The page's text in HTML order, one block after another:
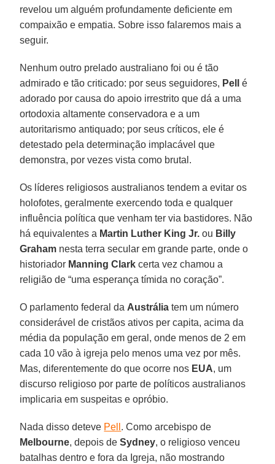
revelou um alguém profundamente deficiente em
compaixão e empatia. Sobre isso falaremos mais a
seguir.
Nenhum outro prelado australiano foi ou é tão
admirado e tão criticado: por seus seguidores, Pell
é
adorado por causa do apoio irrestrito que dá a uma
ortodoxia altamente conservadora e a um
autoritarismo antiquado; por seus críticos, ele é
detestado pela determinação implacável que
demonstra, por vezes vista como brutal.
Os líderes religiosos australianos tendem a evitar os
holofotes, geralmente exercendo toda e qualquer
influência política que venham ter via bastidores. Não
há equivalentes a Martin Luther King Jr. ou Billy
Graham nesta terra secular em grande parte, onde o
historiador Manning Clark certa vez chamou a
religião de “uma esperança tímida no coração”.
O parlamento federal da Austrália tem um número
considerável de cristãos ativos per capita, acima da
média da população em geral, onde menos de 2 em
cada 10 vão à igreja pelo menos uma vez por mês.
Mas, diferentemente do que ocorre nos EUA, um
discurso religioso por parte de políticos australianos
implicaria em suspeitas e opróbio.
Nada disso deteve Pell . Como arcebispo de
Melbourne, depois deSydney, o religioso venceu
batalhas dentro e fora da Igreja, não mostrando